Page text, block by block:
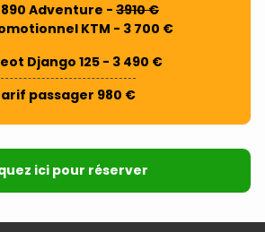
890 Adventure - 3910 €
KTM - 3 700 €
Django 125 - 3 490 €
passager 980 €
ici pour réserver